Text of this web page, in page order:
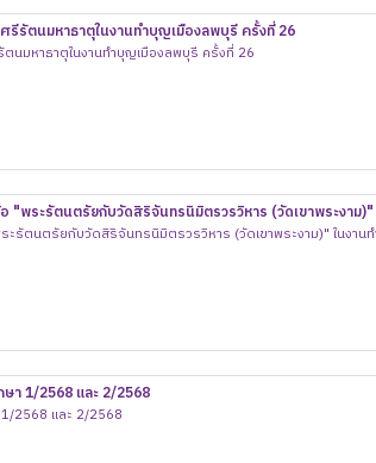
รีรัตนมหาธาตุในงานทำบุญเมืองลพบุรี ครั้งที่ 26
นมหาธาตุในงานทำบุญเมืองลพบุรี ครั้งที่ 26
า 1/2568 และ 2/2568
2568 และ 2/2568